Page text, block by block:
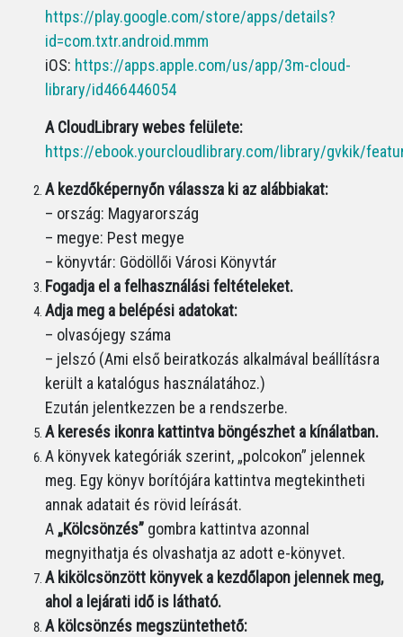
https://play.google.com/store/apps/details?
id=com.txtr.android.mmm
iOS: https://apps.apple.com/us/app/3m-cloud-
library/id466446054
A CloudLibrary webes felülete:
https://ebook.yourcloudlibrary.com/library/gvkik/
A kezdőképernyőn válassza ki az alábbiakat:
– ország: Magyarország
– megye: Pest megye
– könyvtár: Gödöllői Városi Könyvtár
Fogadja el a felhasználási feltételeket.
Adja meg a belépési adatokat:
– olvasójegy száma
– jelszó (Ami első beiratkozás alkalmával beállításra
került a katalógus használatához.)
Ezután jelentkezzen be a rendszerbe.
A keresés ikonra kattintva böngészhet a kínálatban.
A könyvek kategóriák szerint, „polcokon” jelennek
meg. Egy könyv borítójára kattintva megtekintheti
annak adatait és rövid leírását.
A „Kölcsönzés” gombra kattintva azonnal
megnyithatja és olvashatja az adott e-könyvet.
A kikölcsönzött könyvek a kezdőlapon jelennek meg,
ahol a lejárati idő is látható.
A kölcsönzés megszüntethető: